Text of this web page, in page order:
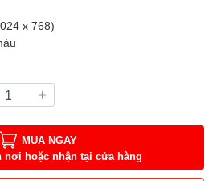
x 768)
MUA NGAY
nơi hoặc nhận tại cửa hàng